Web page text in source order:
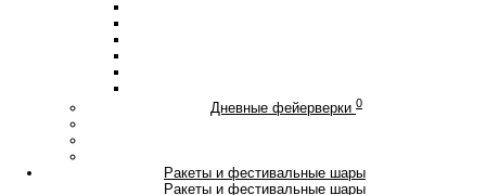
Дневные фейерверки 0
Ракеты и фестивальные шары
Ракеты и фестивальные шары